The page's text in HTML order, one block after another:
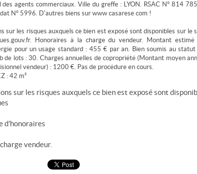
des agents commerciaux. Ville du greffe : LYON. RSAC N° 814
N° 5996. D'autres biens sur www casarese com !
sur les risques auxquels ce bien est exposé sont disponibles sur le
Honoraires à la charge du vendeur. Montant estimé
pour un usage standard : 455 € par an. Bien soumis au
de lots : 30. Charges annuelles de copropriété (Montant moyen
vendeur) : 1200 €. Pas de procédure en cours.
: 42 m²
sur les risques auxquels ce bien est exposé sont
d'honoraires
vendeur.